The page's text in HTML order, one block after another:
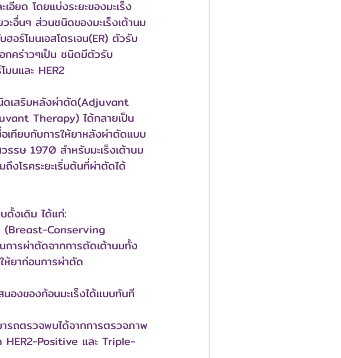
อียด โดยแบ่งระยะของมะเร็ง
ะอื่นๆ ส่วนชนิดของมะเร็งเต้านม
ร์โมนเอสโตรเจน(ER) ตัวรับ
อกคร่าวๆเป็น ชนิดมีตัวรับ
นและ HER2
ดเสริมหลังผ่าตัด(Adjuvant
Therapy) ได้กลายเป็น
เทียบกับการให้ยาหลังผ่าตัดแบบ
รรษ 1970 สำหรับมะเร็งเต้านม
งโรคระยะเริ่มต้นที่ผ่าตัดได้
ดั้งเดิม ได้แก่:
(Breast-Conserving
ารผ่าตัดจากการตัดเต้านมทั้ง
ห้ยาก่อนการผ่าตัด
องของก้อนมะเร็งได้แบบทันที
ารถตรวจพบได้จากการตรวจภาพ
HER2-Positive และ Triple-